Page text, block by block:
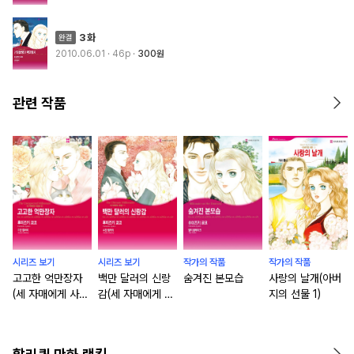
3화
2010.06.01 · 46p 300원
관련 작품
시리즈 보기
고고한 억만장자
(세 자매에게 사랑
시리즈 보기
백만 달러의 신랑
감(세 자매에게 사
작가의 작품
숨겨진 본모습
작가의 작품
사랑의 날개(아버
지의 선물 1)